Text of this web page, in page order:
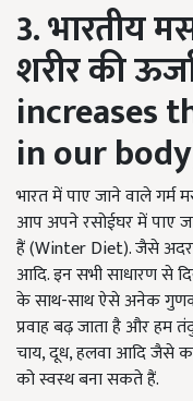
3. भारतीय
शरीर की
increases
in our
भारत में पाए जाने वाले गर्म
आप अपने रसोईघर में पाए
हैं (Winter Diet). जैसे
आदि. इन सभी साधारण से
के साथ-साथ ऐसे अनेक
प्रवाह बढ़ जाता है और
चाय, दूध, हलवा आदि जैसे
को स्वस्थ बना सकते हैं.